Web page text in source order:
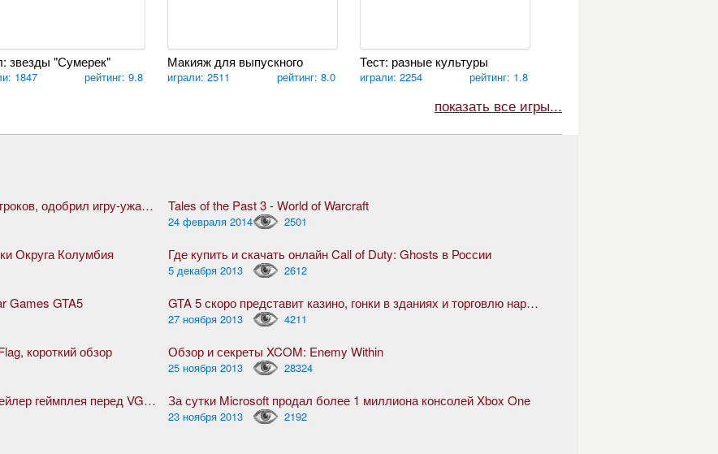
звезды "Сумерек"
1847 рейтинг: 9.8
Макияж для выпускного
играли: 2511 рейтинг: 8.0
Тест: разные культуры
играли: 2254 рейтинг: 1.8
показать все игры...
Steam, благодаря жуткой активности игроков, одобрил игру-ужасник The Forest Tales of the Past 3 - World of Warcraft
24 февраля 2014 2501
Округа Колумбия Где купить и скачать онлайн Call of Duty: Ghosts в России
5 декабря 2013 2612
Games GTA5 GTA 5 скоро представит казино, гонки в зданиях и торговлю наркотиками
27 ноября 2013 4211
короткий обзор Обзор и секреты XCOM: Enemy Within
25 ноября 2013 28324
Ведьмак 3: Дикая Охота, дебютный трейлер геймплея перед VGX 2013 За сутки Microsoft продал более 1 миллиона консолей Xbox One
23 ноября 2013 2192